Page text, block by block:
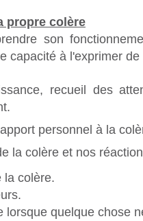
propre colère
son
capacité à l'exprimer
recueil des
personnel à la
la colère et nos
la colère.
lorsque quelque chose